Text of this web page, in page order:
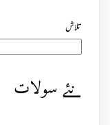
تلاش
نئے سولات